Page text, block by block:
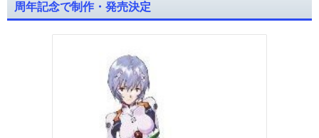
周年記念で制作・発売決定